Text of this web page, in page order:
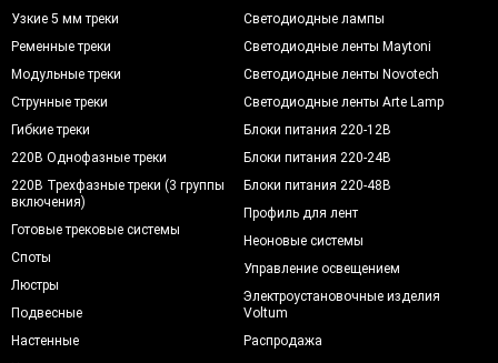
Узкие 5 мм треки
Ременные треки
Модульные треки
Струнные треки
Гибкие треки
220В Однофазные треки
220В Трехфазные треки (3 группы
включения)
Готовые трековые системы
Споты
Люстры
Подвесные
Настенные
Светодиодные лампы
Светодиодные ленты Maytoni
Светодиодные ленты Novotech
Светодиодные ленты Arte Lamp
Блоки питания 220-12В
Блоки питания 220-24В
Блоки питания 220-48В
Профиль для лент
Неоновые системы
Управление освещением
Электроустановочные изделия
Voltum
Распродажа